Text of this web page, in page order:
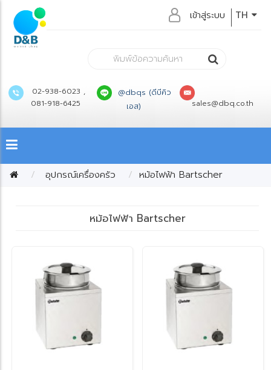
TH
เข้าสู่ระบบ
02-938-6023 ,
081-918-6425
@dbqs (ดีบีคิว
เอส)
sales@dbq.co.th
อุปกรณ์เครื่องครัว หม้อไฟฟ้า Bartscher
หม้อไฟฟ้า Bartscher